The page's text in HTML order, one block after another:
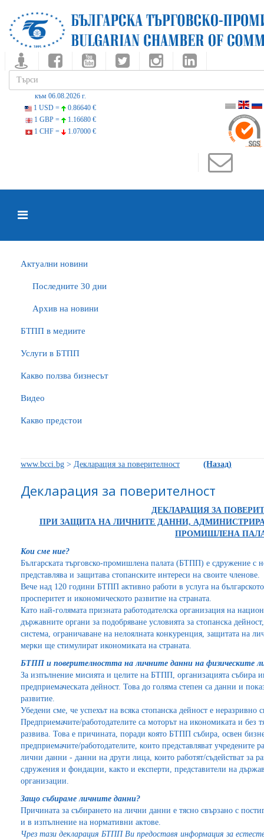
към 06.08.2026 г.
1 USD =
0.86640 €
1 GBP =
1.16680 €
1 CHF =
1.07000 €
Актуални новини
Последните 30 дни
Архив на новини
БTПП в медиите
Услуги в БТПП
Какво ползва бизнесът
Видео
Какво предстои
www.bcci.bg > Декларация за поверителност (Назад)
Декларация за поверителност
ДЕКЛАРАЦИЯ ЗА
ПРИ ЗАЩИТА НА ЛИЧНИТЕ ДАННИ,
ПРОМИШЛЕНА
Кои сме ние?
Българската търговско-промишлена палата (БТПП) е сдружение с
представлява и защитава стопанските интереси на своите членове.
Вече над 120 години БТПП активно работи в услуга на
просперитет и икономическото развитие на страната.
Като най-голямата призната работодателска организация на
държавните органи за подобряване условията за стопанска
система, ограничаване на нелоялната конкуренция, защитата на
мерки ще стимулират икономиката на страната.
БТПП и поверителността на личните данни на физическите
За изпълнение мисията и целите на БТПП, организацията събира
предприемаческата дейност. Това до голяма степен са данни и
развитие.
Убедени сме, че успехът на всяка стопанска дейност е неразривно
Предприемачите/работодателите са моторът на икономиката и без
развива. Това е причината, поради която БТПП събира, освен
предприемачите/работодателите, които представляват
лични данни - данни на други лица, които работят/съдействат за
сдружения и фондации, както и експерти, представители на
организации.
Защо събираме личните данни?
Причината за събирането на лични данни е тясно свързано с
и в изпълнение на нормативни актове.
Чрез тази декларация БТПП Ви предоставя информация за